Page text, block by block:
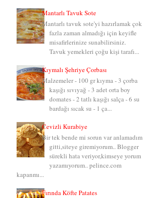
Mantarlı Tavuk Sote
Mantarlı tavuk sote'yi hazırlamak çok
fazla zaman almadığı için keyifle
misafirlerinize sunabilirsiniz.
Tavuk yemekleri çoğu kişi tarafı...
Kıymalı Şehriye Çorbası
Malzemeler - 100 gr kıyma - 3 çorba
kaşığı sıvıyağ - 3 adet orta boy
domates - 2 tatlı kaşığı salça - 6 su
bardağı sıcak su - 1 ça...
Cevizli Kurabiye
Bir tek bende mi sorun var anlamadım
gitti,siteye giremiyorum.. Blogger
sürekli hata veriyor,kimseye yorum
yazamıyorum.. pelince.com
kapanmı...
Fırında Köfte Patates